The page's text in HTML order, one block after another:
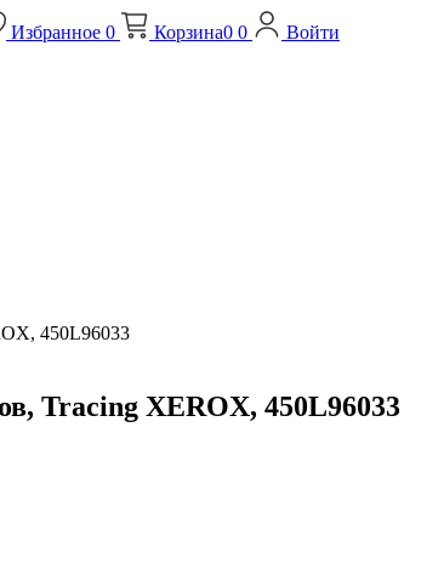
Избранное 0 Корзина0 0
Войти
450L96033
Tracing XEROX, 450L96033